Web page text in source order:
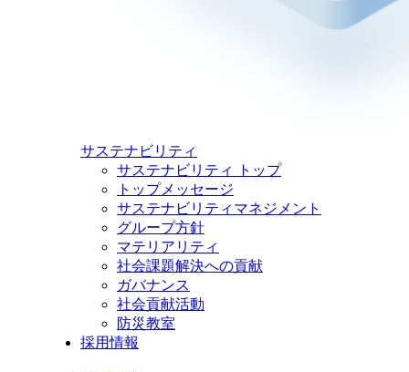
サステナビリティ
サステナビリティ トップ
トップメッセージ
サステナビリティマネジメント
グループ方針
マテリアリティ
社会課題解決への貢献
ガバナンス
社会貢献活動
防災教室
採用情報